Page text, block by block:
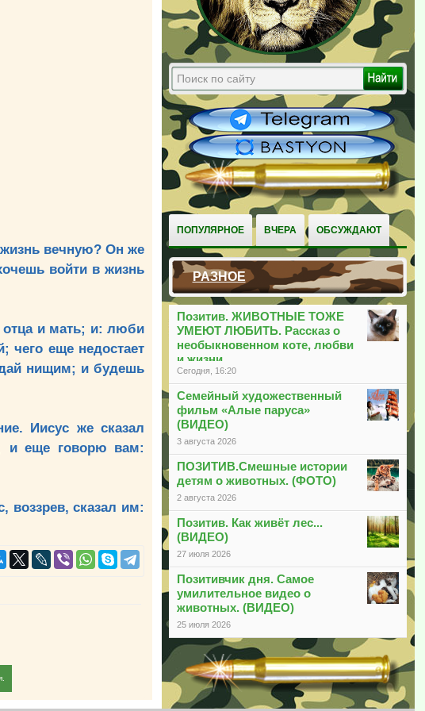
ПОПУЛЯРНОЕ ВЧЕРА ОБСУЖДАЮТ
РАЗНОЕ
Позитив. ЖИВОТНЫЕ ТОЖЕ
УМЕЮТ ЛЮБИТЬ. Рассказ о
необыкновенном коте, любви
и жизни
Сегодня, 16:20
Семейный художественный
фильм «Алые паруса»
(ВИДЕО)
3 августа 2026
ПОЗИТИВ.Смешные истории
детям о животных. (ФОТО)
2 августа 2026
Позитив. Как живёт лес...
(ВИДЕО)
27 июля 2026
Позитивчик дня. Самое
умилительное видео о
животных. (ВИДЕО)
25 июля 2026
вечную? Он же
войти в жизнь
отца и мать; и: люби
чего еще недостает
нищим; и будешь
Иисус же сказал
и еще говорю вам:
воззрев, сказал им: